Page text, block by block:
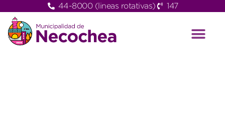
44-8000 (lineas rotativas) 147